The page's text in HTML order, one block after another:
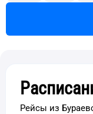
Рейсы из